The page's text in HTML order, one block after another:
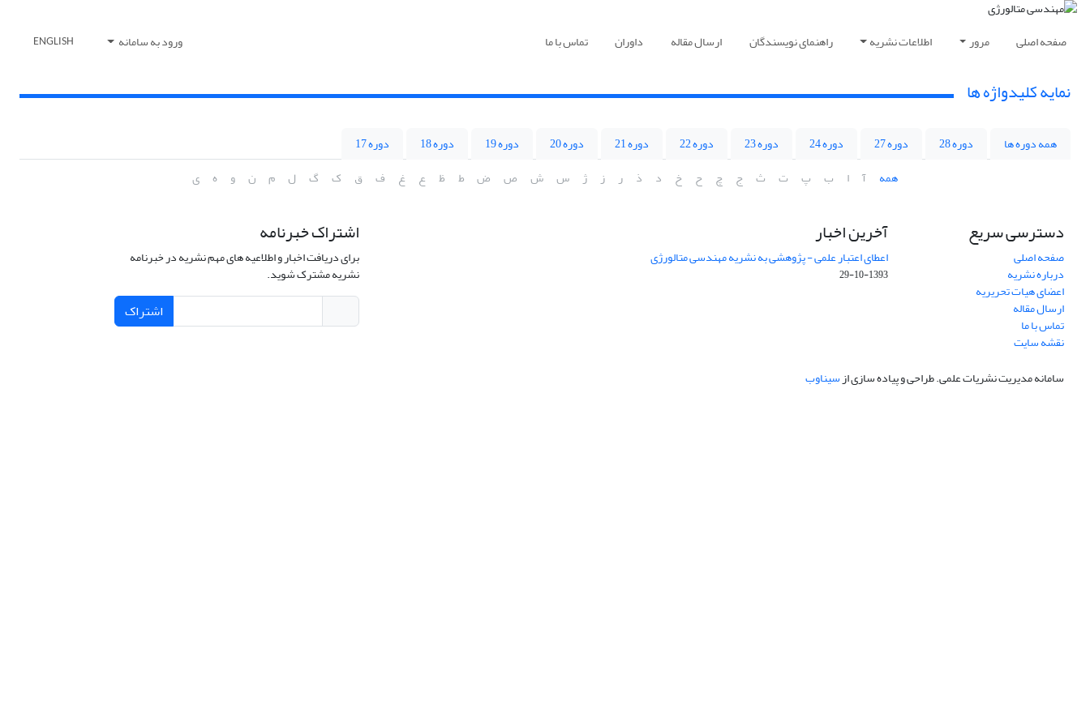
صفحه اصلی مرور اطلاعات نشریه راهنمای نویسندگان ارسال مقاله داوران تماس با ما ورود به سامانه ENGLISH
نمایه کلیدواژه ها
همه دوره ها دوره 28 دوره 27 دوره 24 دوره 23 دوره 22 دوره 21 دوره 20 دوره 19 دوره 18
دوره 17
همه
آ ا ب پ ت ث ج چ ح خ د ذ ر ز ژ س ش ص ض ط ظ ع غ ف ق ک گ ل م ن و ه ی
دسترسی سریع
صفحه اصلی
درباره نشریه
اعضای هیات تحریریه
ارسال مقاله
تماس با ما
نقشه سایت
آخرین اخبار
اعطای اعتبار علمی - پژوهشی به نشریه مهندسی متالورژی
1393-10-29
اشتراک خبرنامه
برای دریافت اخبار و اطلاعیه های مهم نشریه در خبرنامه
نشریه مشترک شوید.
اشتراک
سامانه مدیریت نشریات علمی.طراحی و پیاده سازی ازسیناوب